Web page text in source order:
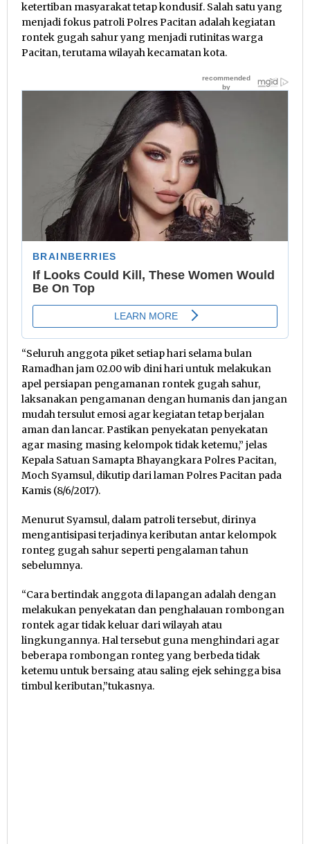
ketertiban masyarakat tetap kondusif. Salah satu yang
menjadi fokus patroli Polres Pacitan adalah kegiatan
rontek gugah sahur yang menjadi rutinitas warga
Pacitan, terutama wilayah kecamatan kota.
“Seluruh anggota piket setiap hari selama bulan
Ramadhan jam 02.00 wib dini hari untuk melakukan
apel persiapan pengamanan rontek gugah sahur,
laksanakan pengamanan dengan humanis dan jangan
mudah tersulut emosi agar kegiatan tetap berjalan
aman dan lancar. Pastikan penyekatan penyekatan
agar masing masing kelompok tidak ketemu,” jelas
Kepala Satuan Samapta Bhayangkara Polres Pacitan,
Moch Syamsul, dikutip dari laman Polres Pacitan pada
Kamis (8/6/2017).
Menurut Syamsul, dalam patroli tersebut, dirinya
mengantisipasi terjadinya keributan antar kelompok
ronteg gugah sahur seperti pengalaman tahun
sebelumnya.
“Cara bertindak anggota di lapangan adalah dengan
melakukan penyekatan dan penghalauan rombongan
rontek agar tidak keluar dari wilayah atau
lingkungannya. Hal tersebut guna menghindari agar
beberapa rombongan ronteg yang berbeda tidak
ketemu untuk bersaing atau saling ejek sehingga bisa
timbul keributan,”tukasnya.